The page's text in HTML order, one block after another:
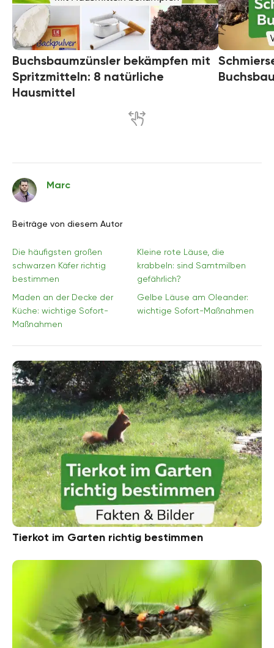
Buchsbaumzünsler bekämpfen mit
Spritzmitteln: 8 natürliche
Hausmittel
Marc
Beiträge von diesem Autor
Die häufigsten großen
schwarzen Käfer richtig
bestimmen
Kleine rote Läuse, die
krabbeln: sind Samtmilben
gefährlich?
Maden an der Decke der
Küche: wichtige Sofort-
Maßnahmen
Gelbe Läuse am Oleander:
wichtige Sofort-Maßnahmen
Tierkot im Garten richtig bestimmen